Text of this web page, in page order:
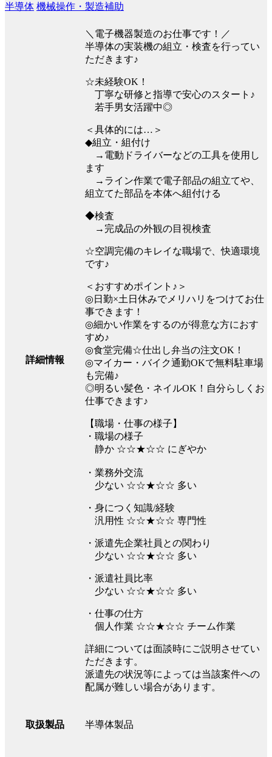
半導体 機械操作・製造補助
詳細情報
＼電子機器製造のお仕事です！／
半導体の実装機の組立・検査を行ってい
ただきます♪
☆未経験OK！
丁寧な研修と指導で安心のスタート♪
若手男女活躍中◎
＜具体的には…＞
◆組立・組付け
→電動ドライバーなどの工具を使用し
ます
→ライン作業で電子部品の組立てや、
組立てた部品を本体へ組付ける
◆検査
→完成品の外観の目視検査
☆空調完備のキレイな職場で、快適環境
です♪
＜おすすめポイント♪＞
◎日勤×土日休みでメリハリをつけてお仕
事できます！
◎細かい作業をするのが得意な方におす
すめ♪
◎食堂完備☆仕出し弁当の注文OK！
◎マイカー・バイク通勤OKで無料駐車場
も完備♪
◎明るい髪色・ネイルOK！自分らしくお
仕事できます♪
【職場・仕事の様子】
・職場の様子
静か ☆☆★☆☆ にぎやか
・業務外交流
少ない ☆☆★☆☆ 多い
・身につく知識/経験
汎用性 ☆☆★☆☆ 専門性
・派遣先企業社員との関わり
少ない ☆☆★☆☆ 多い
・派遣社員比率
少ない ☆☆★☆☆ 多い
・仕事の仕方
個人作業 ☆☆★☆☆ チーム作業
詳細については面談時にご説明させてい
ただきます。
派遣先の状況等によっては当該案件への
配属が難しい場合があります。
取扱製品 半導体製品